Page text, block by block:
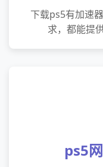
下载ps5有加速
求，都能提
ps5